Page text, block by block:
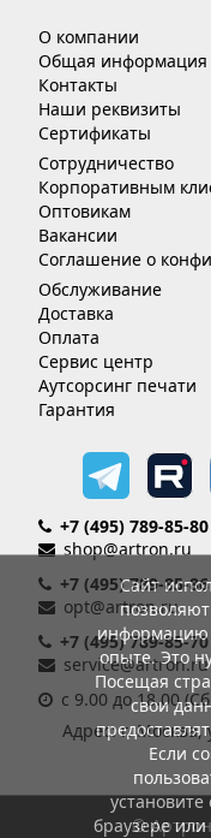
О компании
Общая информация
Контакты
Наши реквизиты
Сертификаты
Сотрудничество
Корпоративным
Оптовикам
Вакансии
Соглашение о
Обслуживание
Доставка
Оплата
Сервис центр
Аутсорсинг печати
Гарантия
+7 (495) 789-85-80
shop@artron.ru
+7 (495) 789-85-86
opt@artron.ru
+7 (495) 789-85-70
service@artron.ru
с 9.00 до 18.00
Адрес: г. Москва,
©
Сайт
информацию
опыте. Это
Посещая
свои
Если
браузере или